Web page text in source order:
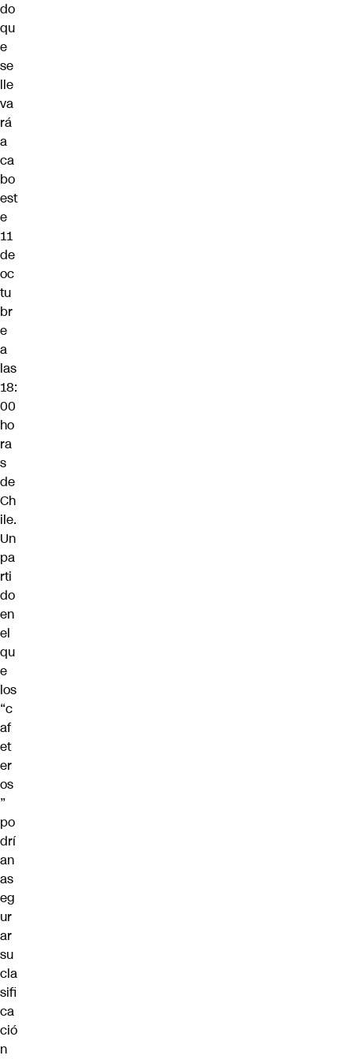
do
qu
e
se
lle
va
rá
a
ca
bo
est
e
11
de
oc
tu
br
e
a
las
18:
00
ho
ra
s
de
Ch
ile.
Un
pa
rti
do
en
el
qu
e
los
“c
af
et
er
os
”
po
drí
an
as
eg
ur
ar
su
cla
sifi
ca
ció
n